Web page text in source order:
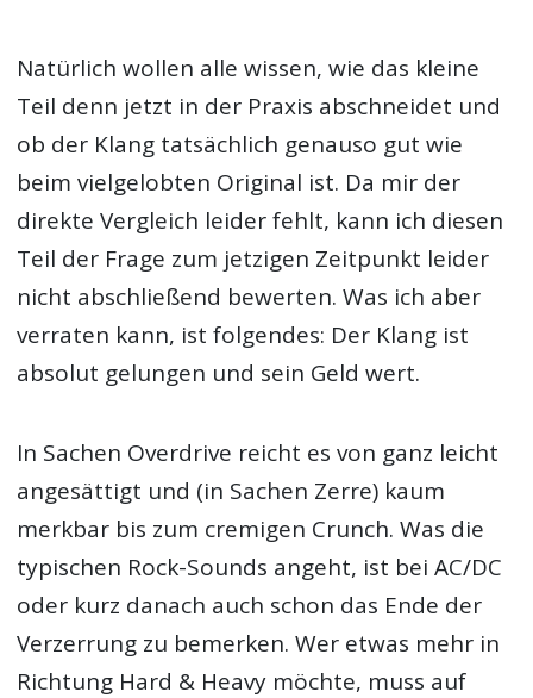
Natürlich wollen alle wissen, wie das kleine
Teil denn jetzt in der Praxis abschneidet und
ob der Klang tatsächlich genauso gut wie
beim vielgelobten Original ist. Da mir der
direkte Vergleich leider fehlt, kann ich diesen
Teil der Frage zum jetzigen Zeitpunkt leider
nicht abschließend bewerten. Was ich aber
verraten kann, ist folgendes: Der Klang ist
absolut gelungen und sein Geld wert.
In Sachen Overdrive reicht es von ganz leicht
angesättigt und (in Sachen Zerre) kaum
merkbar bis zum cremigen Crunch. Was die
typischen Rock-Sounds angeht, ist bei AC/DC
oder kurz danach auch schon das Ende der
Verzerrung zu bemerken. Wer etwas mehr in
Richtung Hard & Heavy möchte, muss auf